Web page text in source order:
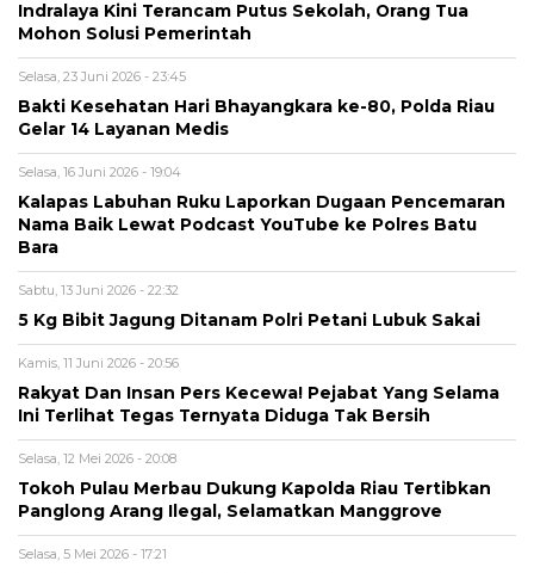
Indralaya Kini Terancam Putus Sekolah, Orang Tua
Mohon Solusi Pemerintah
Selasa, 23 Juni 2026 - 23:45
Bakti Kesehatan Hari Bhayangkara ke-80, Polda Riau
Gelar 14 Layanan Medis
Selasa, 16 Juni 2026 - 19:04
Kalapas Labuhan Ruku Laporkan Dugaan Pencemaran
Nama Baik Lewat Podcast YouTube ke Polres Batu
Bara
Sabtu, 13 Juni 2026 - 22:32
5 Kg Bibit Jagung Ditanam Polri Petani Lubuk Sakai
Kamis, 11 Juni 2026 - 20:56
Rakyat Dan Insan Pers Kecewa! Pejabat Yang Selama
Ini Terlihat Tegas Ternyata Diduga Tak Bersih
Selasa, 12 Mei 2026 - 20:08
Tokoh Pulau Merbau Dukung Kapolda Riau Tertibkan
Panglong Arang Ilegal, Selamatkan Manggrove
Selasa, 5 Mei 2026 - 17:21